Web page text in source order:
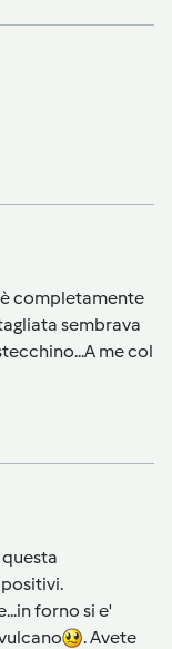
è completamente
sembrava
me col
forno si e'
. Avete